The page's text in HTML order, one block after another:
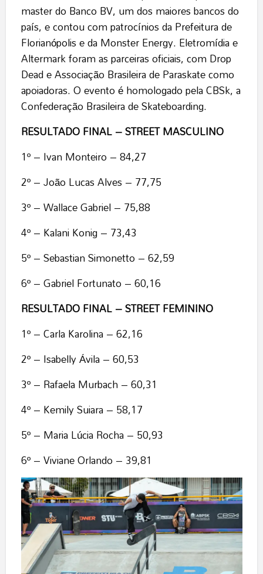
master do Banco BV, um dos maiores bancos do
país, e contou com patrocínios da Prefeitura de
Florianópolis e da Monster Energy. Eletromídia e
Altermark foram as parceiras oficiais, com Drop
Dead e Associação Brasileira de Paraskate como
apoiadoras. O evento é homologado pela CBSk, a
Confederação Brasileira de Skateboarding.
RESULTADO FINAL – STREET MASCULINO
1º – Ivan Monteiro – 84,27
2º – João Lucas Alves – 77,75
3º – Wallace Gabriel – 75,88
4º – Kalani Konig – 73,43
5º – Sebastian Simonetto – 62,59
6º – Gabriel Fortunato – 60,16
RESULTADO FINAL – STREET FEMININO
1º – Carla Karolina – 62,16
2º – Isabelly Ávila – 60,53
3º – Rafaela Murbach – 60,31
4º – Kemily Suiara – 58,17
5º – Maria Lúcia Rocha – 50,93
6º – Viviane Orlando – 39,81